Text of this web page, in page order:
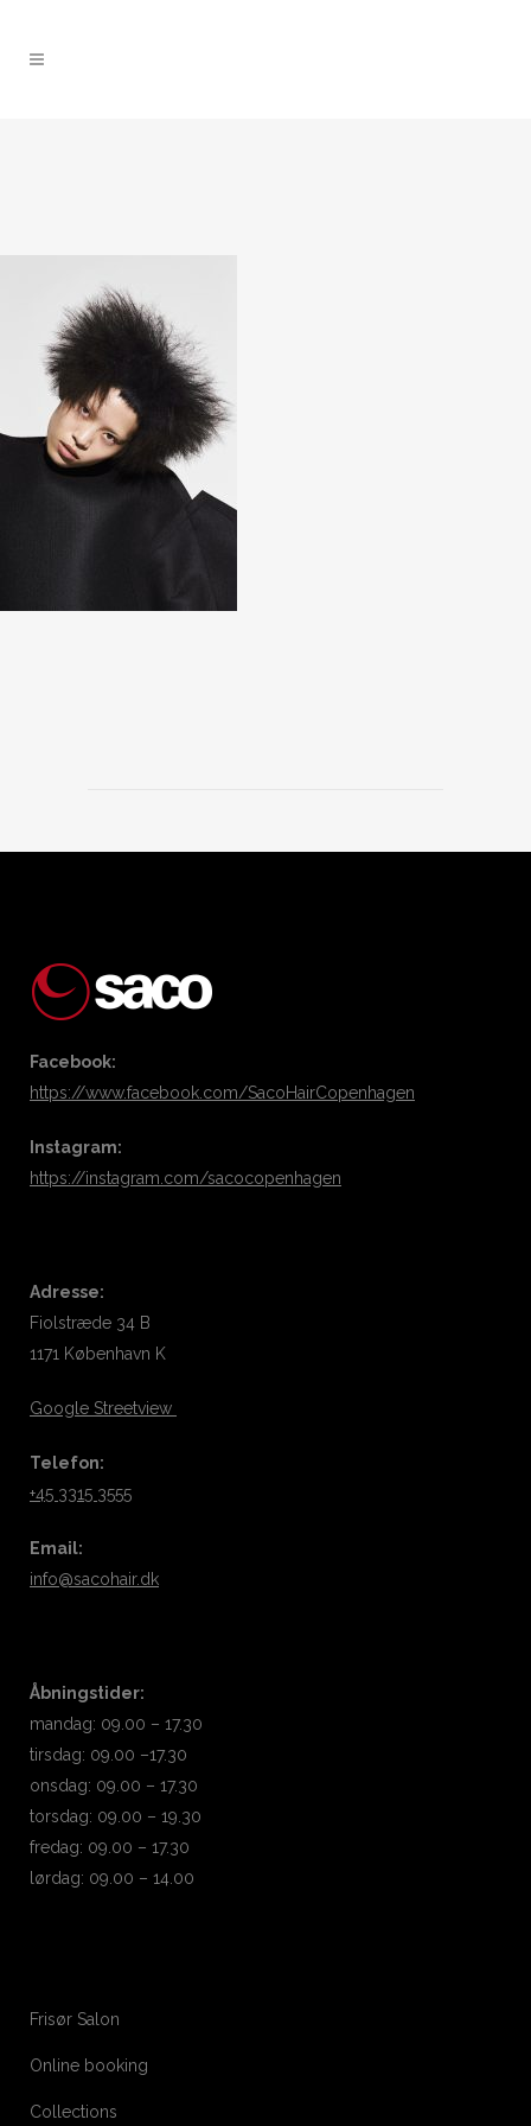
Facebook:
https://www.facebook.com/SacoHairCopenhagen
Instagram:
https://instagram.com/sacocopenhagen
Adresse:
Fiolstræde 34 B
1171 København K
Google Streetview
Telefon:
+45 3315 3555
Email:
info@sacohair.dk
Åbningstider:
mandag: 09.00 – 17.30
tirsdag: 09.00 –17.30
onsdag: 09.00 – 17.30
torsdag: 09.00 – 19.30
fredag: 09.00 – 17.30
lørdag: 09.00 – 14.00
Frisør Salon
Online booking
Collections